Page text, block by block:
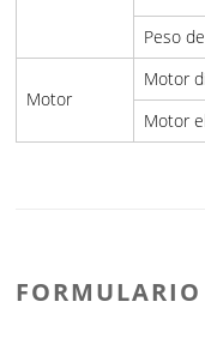
Peso
Motor
Motor
Motor